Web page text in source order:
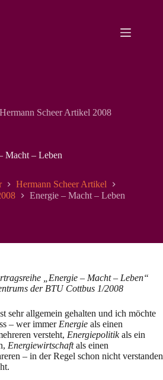
Hermann Scheer Artikel 2008
Macht – Leben
Hermann Scheer Artikel
Energie – Macht – Leben
„Energie – Macht – Leben“
der BTU Cottbus 1/2008
sehr allgemein gehalten und ich möchte
– wer immer Energie als einen
versteht, Ener­giepolitikals ein
Energiewirtschaftals einen
– in der Regel schon nicht verstanden